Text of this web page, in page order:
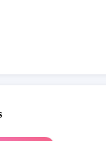
of France.
threefold!
about 62% of